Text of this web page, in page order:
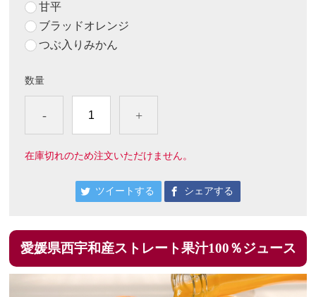
甘平
ブラッドオレンジ
つぶ入りみかん
数量
- +
在庫切れのため注文いただけません。
ツイートする シェアする
愛媛県西宇和産ストレート果汁100％ジュース